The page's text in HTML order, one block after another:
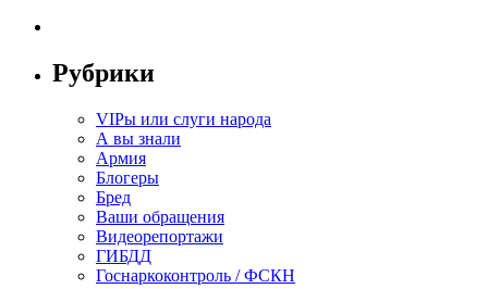
Рубрики
VIPы или слуги народа
А вы знали
Армия
Блогеры
Бред
Ваши обращения
Видеорепортажи
ГИБДД
Госнаркоконтроль / ФСКН